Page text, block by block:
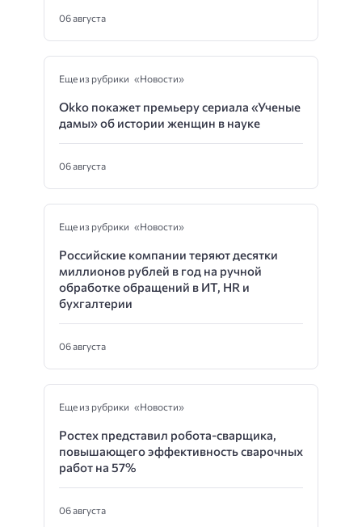
06 августа
Еще из рубрики «Новости»
Okko покажет премьеру сериала «Ученые
дамы» об истории женщин в науке
06 августа
Еще из рубрики «Новости»
Российские компании теряют десятки
миллионов рублей в год на ручной
обработке обращений в ИТ, HR и
бухгалтерии
06 августа
Еще из рубрики «Новости»
Ростех представил робота-сварщика,
повышающего эффективность сварочных
работ на 57%
06 августа